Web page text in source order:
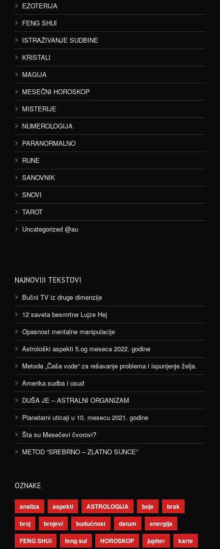
EZOTERIJA
FENG SHUI
ISTRAŽIVANJE SUDBINE
KRISTALI
MAGIJA
MESEČNI HOROSKOP
MISTERIJE
NUMEROLOGIJA
PARANORMALNO
RUNE
SANOVNIK
SNOVI
TAROT
Uncategorized @au
NAJNOVIJI TEKSTOVI
Bučni TV iz druge dimenzije
12 saveta besmrtne Lujze Hej
Opasnost mentalne manipulacije
Astrološki aspekti 5.og meseca 2022. godine
Metoda „Čaša vode“ za rešavanje problema i ispunjenje želja.
Amerika sudba i usud
DUŠA JE – ASTRALNI ORGANIZAM
Planetarni uticaji u 10. mesecu 2021. godine
Šta su Mesečevi čvorovi?
METOD “SREBRNO – ZLATNO SUNCE”
OZNAKE
analiza aspekti ASTROLOGIJA boje
brak
broj
brojevi budućnost datum
energija
FENG SHUI
feng šui HOROSKOP jupiter karte